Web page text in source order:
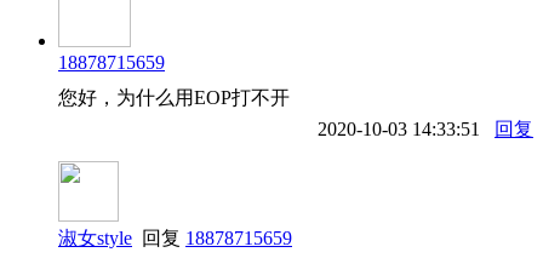
18878715659
您好，为什么用EOP打不开
2020-10-03 14:33:51
回复
淑女style 回复 18878715659